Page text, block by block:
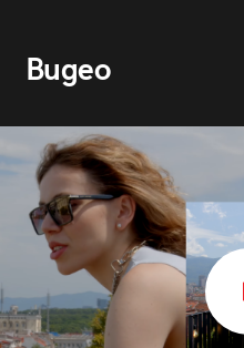
Видео